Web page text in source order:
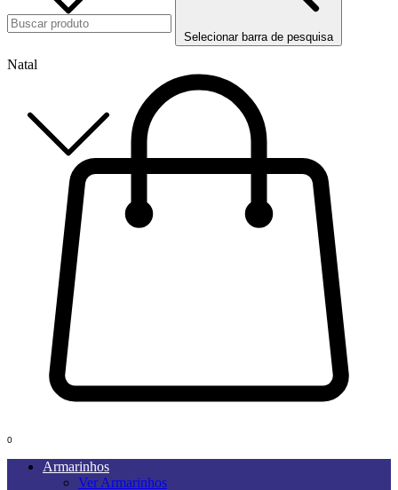
Natal
Selecionar barra de pesquisa
0
Armarinhos
Ver Armarinhos